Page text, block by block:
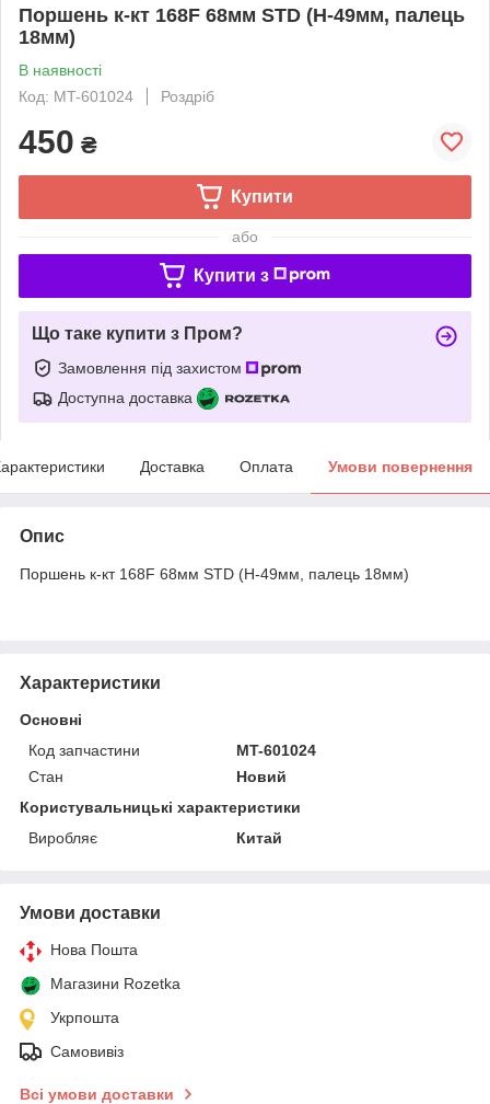
Поршень к-кт 168F 68мм STD (H-49мм, палець
18мм)
В наявності
Код: MT-601024
Роздріб
450 ₴
Купити
або
Купити з
Що таке купити з Пром?
Замовлення під захистом
Доступна доставка
Доставка Оплата Умови повернення
Опис
Поршень к-кт 168F 68мм STD (H-49мм, палець 18мм)
Характеристики
Основні
Код запчастини
MT-601024
Стан
Новий
Користувальницькі характеристики
Виробляє
Китай
Умови доставки
Нова Пошта
Магазини Rozetka
Укрпошта
Самовивіз
Всі умови доставки